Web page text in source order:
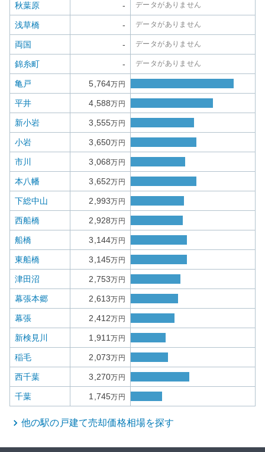
秋葉原 - データがありません
浅草橋 - データがありません
両国 - データがありません
錦糸町 - データがありません
亀戸 5,764万円
平井 4,588万円
新小岩 3,555万円
小岩 3,650万円
市川 3,068万円
本八幡 3,652万円
下総中山 2,993万円
西船橋 2,928万円
船橋 3,144万円
東船橋 3,145万円
津田沼 2,753万円
幕張本郷 2,613万円
幕張 2,412万円
新検見川 1,911万円
稲毛 2,073万円
西千葉 3,270万円
千葉 1,745万円
他の駅の 戸建て売却価格相場を探す